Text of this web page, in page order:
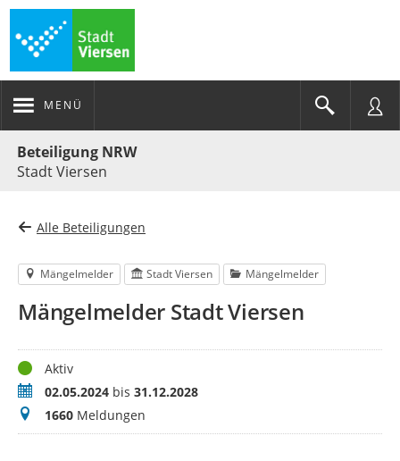
MENÜ
Beteiligung NRW
Stadt Viersen
Alle Beteiligungen
Mängelmelder Stadt Viersen Mängelmelder
Mängelmelder Stadt Viersen
StatusAktiv
Zeitraum02.05.2024 bis 31.12.2028
Meldungen
1660 Meldungen